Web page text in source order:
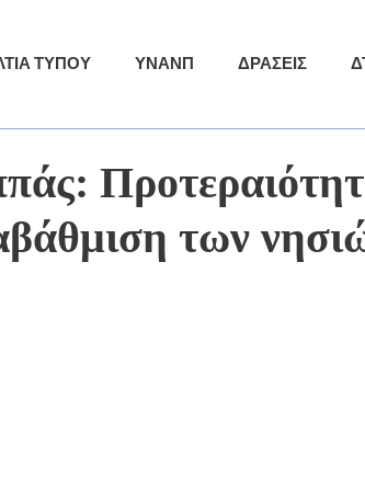
ΤΥΠΟΥ ΥΝΑΝΠ ΔΡΑΣΕΙΣ
των